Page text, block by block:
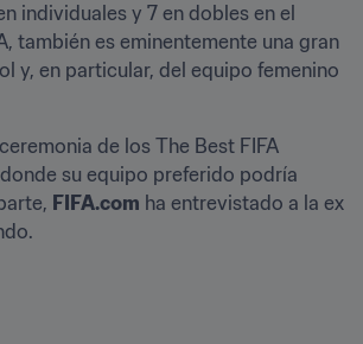
individuales y 7 en dobles en el
también es eminentemente una gran
y, en particular, del equipo femenino
de los The Best FIFA
su equipo preferido podría
FIFA.com ha entrevistado a la ex